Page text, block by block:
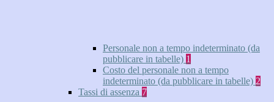
Personale non a tempo indeterminato (da
pubblicare in tabelle) 1
Costo del personale non a tempo
indeterminato (da pubblicare in tabelle) 2
Tassi di assenza 7